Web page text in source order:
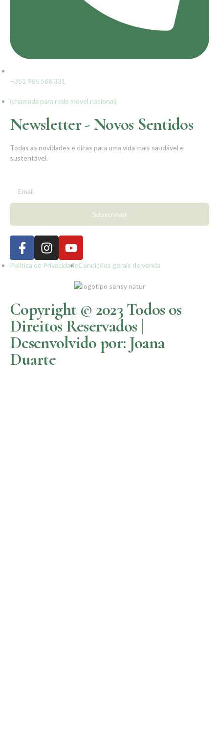
+351 965 566 331
(chamada para rede móvel nacional)
Newsletter - Novos Sentidos
Todas as novidades e dicas para uma vida mais saudável e
sustentável.
Subscrever
Política de PrivacidadeCondições gerais de venda
Copyright © 2023 Todos os
Direitos Reservados |
Desenvolvido por: Joana
Duarte